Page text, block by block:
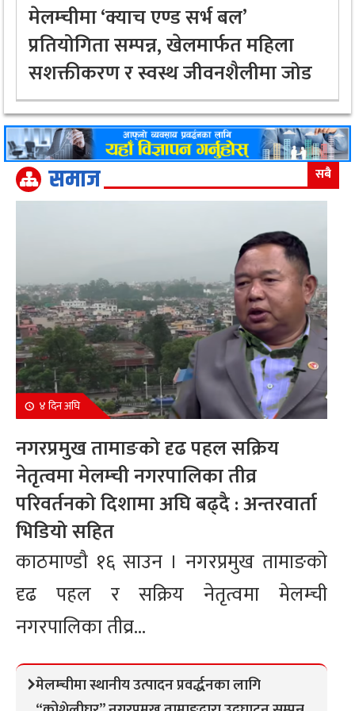
मेलम्चीमा ‘क्याच एण्ड सर्भ बल’
प्रतियोगिता सम्पन्न, खेलमार्फत महिला
सशक्तीकरण र स्वस्थ जीवनशैलीमा जोड
समाज सबै
४ दिन अघि
नगरप्रमुख तामाङको दृढ पहल सक्रिय
नेतृत्वमा मेलम्ची नगरपालिका तीव्र
परिवर्तनको दिशामा अघि बढ्दै : अन्तरवार्ता
भिडियो सहित
काठमाण्डौ १६ साउन । नगरप्रमुख तामाङको
दृढ पहल र सक्रिय नेतृत्वमा मेलम्ची
नगरपालिका तीव्र...
मेलम्चीमा स्थानीय उत्पादन प्रवर्द्धनका लागि